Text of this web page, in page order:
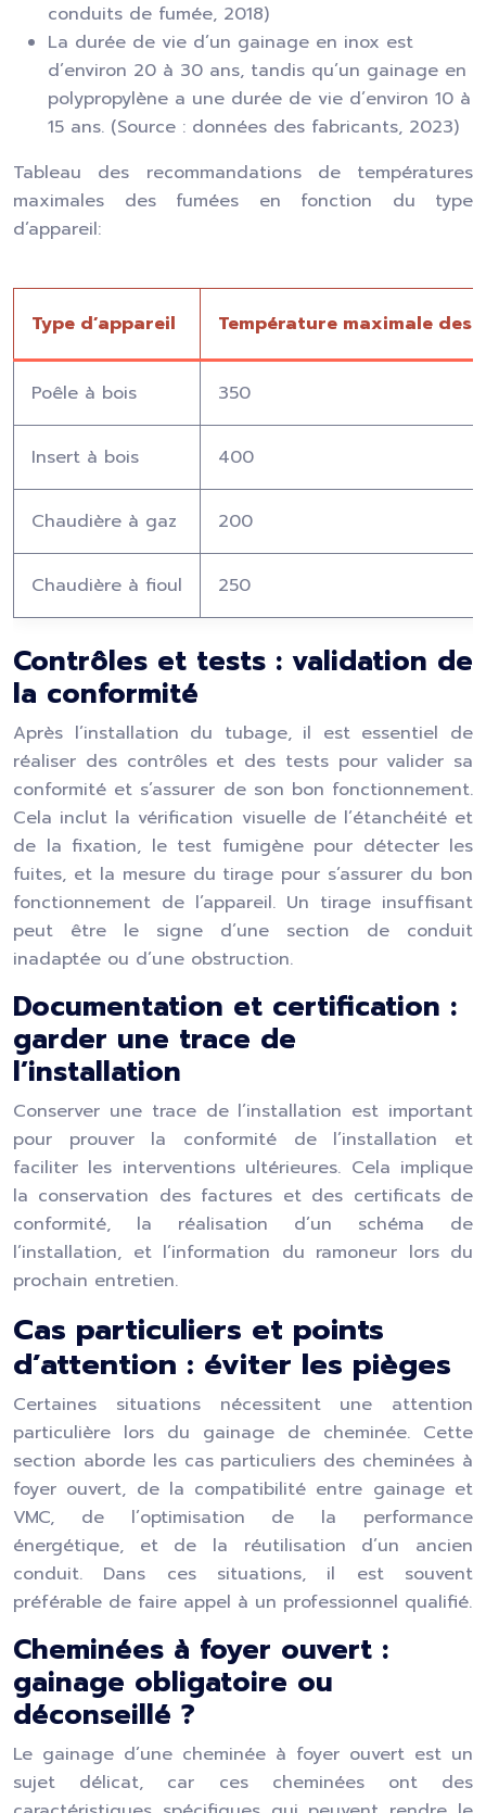
conduits de fumée, 2018)
La durée de vie d’un gainage en inox est
d’environ 20 à 30 ans, tandis qu’un gainage en
polypropylène a une durée de vie d’environ 10 à
15 ans. (Source : données des fabricants, 2023)
Tableau des recommandations de températures
maximales des fumées en fonction du type
d’appareil:
Type d’appareil Température maximale des
Poêle à bois 350
Insert à bois 400
Chaudière à gaz 200
Chaudière à fioul 250
Contrôles et tests : validation de
la conformité
Après l’installation du tubage, il est essentiel de
réaliser des contrôles et des tests pour valider sa
conformité et s’assurer de son bon fonctionnement.
Cela inclut la vérification visuelle de l’étanchéité et
de la fixation, le test fumigène pour détecter les
fuites, et la mesure du tirage pour s’assurer du bon
fonctionnement de l’appareil. Un tirage insuffisant
peut être le signe d’une section de conduit
inadaptée ou d’une obstruction.
Documentation et certification :
garder une trace de
l’installation
Conserver une trace de l’installation est important
pour prouver la conformité de l’installation et
faciliter les interventions ultérieures. Cela implique
la conservation des factures et des certificats de
conformité, la réalisation d’un schéma de
l’installation, et l’information du ramoneur lors du
prochain entretien.
Cas particuliers et points
d’attention : éviter les pièges
Certaines situations nécessitent une attention
particulière lors du gainage de cheminée. Cette
section aborde les cas particuliers des cheminées à
foyer ouvert, de la compatibilité entre gainage et
VMC, de l’optimisation de la performance
énergétique, et de la réutilisation d’un ancien
conduit. Dans ces situations, il est souvent
préférable de faire appel à un professionnel qualifié.
Cheminées à foyer ouvert :
gainage obligatoire ou
déconseillé ?
Le gainage d’une cheminée à foyer ouvert est un
sujet délicat, car ces cheminées ont des